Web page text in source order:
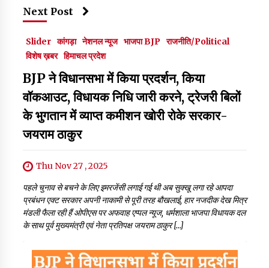
Next Post
Slider कांगड़ा नेशनल न्यूज भाजपा BJP राजनीति/Political
विशेष ख़बर हिमाचल प्रदेश
BJP ने विधानसभा में किया प्रदर्शन, किया
वॉकआउट, विधायक निधि जारी करने, ट्रेजरी बिलों
के भुगतान में व्याप्त कमीशन खोरी रोके सरकार-
जयराम ठाकुर
Thu Nov 27 , 2025
पहले चुनाव से बचने के लिए इमरजेंसी लगाई गई थी अब सुक्खू लगा रहे आपदा
प्रबंधन एक्ट सरकार अपनी नाकामी से पूरी तरह बौखलाई, हार नजदीक देख मित्र
मंडली फैला रही हैं ओपीएस पर अफवाह एप्पल न्यूज, धर्मशाला भाजपा विधायक दल
के साथ पूर्व मुख्यमंत्री एवं नेता प्रतिपक्ष जयराम ठाकुर […]